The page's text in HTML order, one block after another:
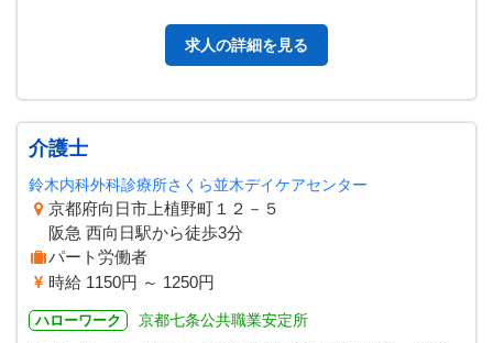
求人の詳細を見る
介護士
鈴木内科外科診療所さくら並木デイケアセンター
京都府向日市上植野町１２－５
阪急 西向日駅から徒歩3分
パート労働者
時給 1150円 ～ 1250円
ハローワーク 京都七条公共職業安定所